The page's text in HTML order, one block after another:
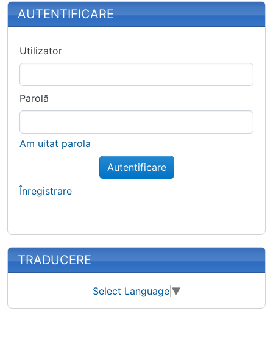
More content and functionality
AUTENTIFICARE
Utilizator
Parolă
Am uitat parola
Autentificare
Înregistrare
TRADUCERE
Select Language ▼